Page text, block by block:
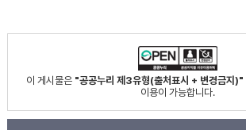
이 게시물은 "공공누리 제3유형(출처표시 + 변경금지)"
이용이 가능합니다.